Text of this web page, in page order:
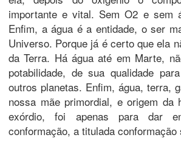
importante e vital. Sem O2 e sem
Enfim, a água é a entidade, o ser
Universo. Porque já é certo que ela
da Terra. Há água até em Marte,
potabilidade, de sua qualidade
outros planetas. Enfim, água, terra,
nossa mãe primordial, e origem da
exórdio, foi apenas para dar
conformação, a titulada conformação